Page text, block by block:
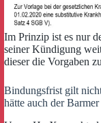
Im Prinzip ist es nur
seiner Kündigung
dieser die Vorgaben
Bindungsfrist gilt
hätte auch der